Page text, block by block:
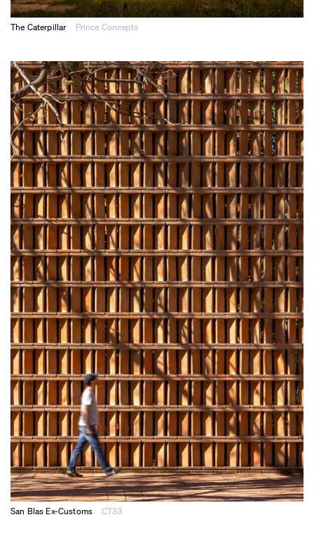
The Caterpillar Prince Concepts
San Blas Ex-Customs C733